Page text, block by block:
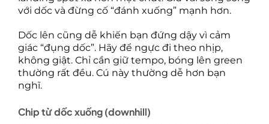
với dốc và đừng cố “đánh xuống” mạnh hơn.
Dốc lên cũng dễ khiến bạn đứng dậy vì cảm
giác “đụng dốc”. Hãy để ngực đi theo nhịp,
không giật. Chỉ cần giữ tempo, bóng lên green
thường rất đều. Cú này thường dễ hơn bạn
nghĩ.
Chip từ dốc xuống (downhill)